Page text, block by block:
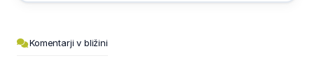
Komentarji v bližini